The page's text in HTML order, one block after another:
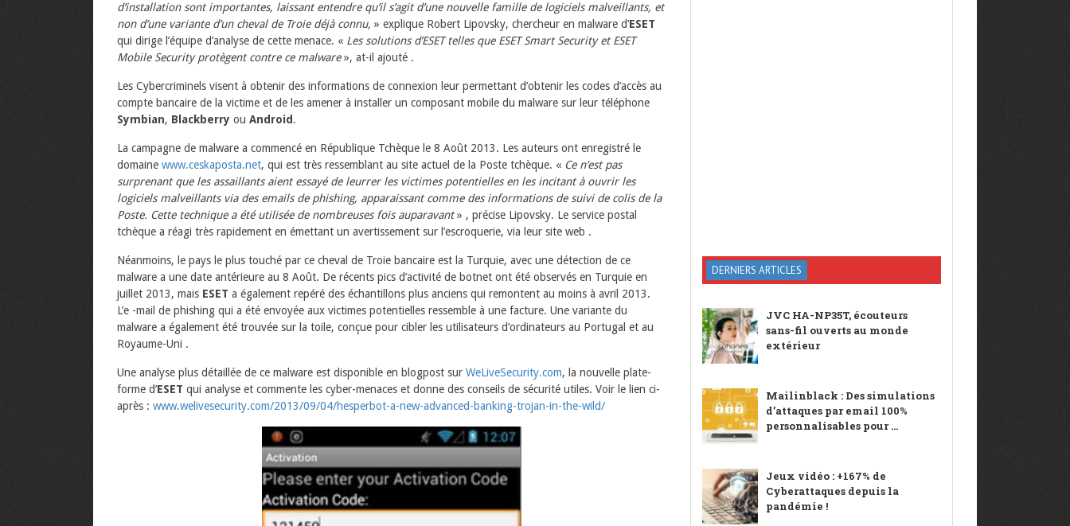
d’installation sont importantes, laissant entendre qu’il s’agit d’une nouvelle famille de logiciels malveillants, et
non d’une variante d’un cheval de Troie déjà connu, » explique Robert Lipovsky, chercheur en malware d’ESET
qui dirige l’équipe d’analyse de cette menace. « Les solutions d’ESET telles que ESET Smart Security et ESET
Mobile Security protègent contre ce malware», at-il ajouté .
Les Cybercriminels visent à obtenir des informations de connexion leur permettant d’obtenir les codes d’accès au
compte bancaire de la victime et de les amener à installer un composant mobile du malware sur leur téléphone
Symbian, Blackberry ou Android .
La campagne de malware a commencé en République Tchèque le 8 Août 2013. Les auteurs ont enregistré le
domaine www.ceskaposta.net, qui est très ressemblant au site actuel de la Poste tchèque. « Ce n’est pas
surprenant que les assaillants aient essayé de leurrer les victimes potentielles en les incitant à ouvrir les
logiciels malveillants via des emails de phishing, apparaissant comme des informations de suivi de colis de la
Poste. Cette technique a été utilisée de nombreuses fois auparavant» , précise Lipovsky. Le service postal
tchèque a réagi très rapidement en émettant un avertissement sur l’escroquerie, via leur site web .
Néanmoins, le pays le plus touché par ce cheval de Troie bancaire est la Turquie, avec une détection de ce
malware a une date antérieure au 8 Août. De récents pics d’activité de botnet ont été observés en Turquie en
juillet 2013, mais ESET a également repéré des échantillons plus anciens qui remontent au moins à avril 2013.
L’e -mail de phishing qui a été envoyée aux victimes potentielles ressemble à une facture. Une variante du
malware a également été trouvée sur la toile, conçue pour cibler les utilisateurs d’ordinateurs au Portugal et au
Royaume-Uni .
Une analyse plus détaillée de ce malware est disponible en blogpost sur WeLiveSecurity.com, la nouvelle plate-
forme d’ESET qui analyse et commente les cyber-menaces et donne des conseils de sécurité utiles. Voir le lien ci-
après : www.welivesecurity.com/2013/09/04/hesperbot-a-new-advanced-banking-trojan-in-the-wild/
DERNIERS ARTICLES
JVC HA-NP35T, écouteurs
sans-fil ouverts au monde
extérieur
Mailinblack : Des simulations
d’attaques par email 100%
personnalisables pour ...
Jeux vidéo : +167% de
Cyberattaques depuis la
pandémie !